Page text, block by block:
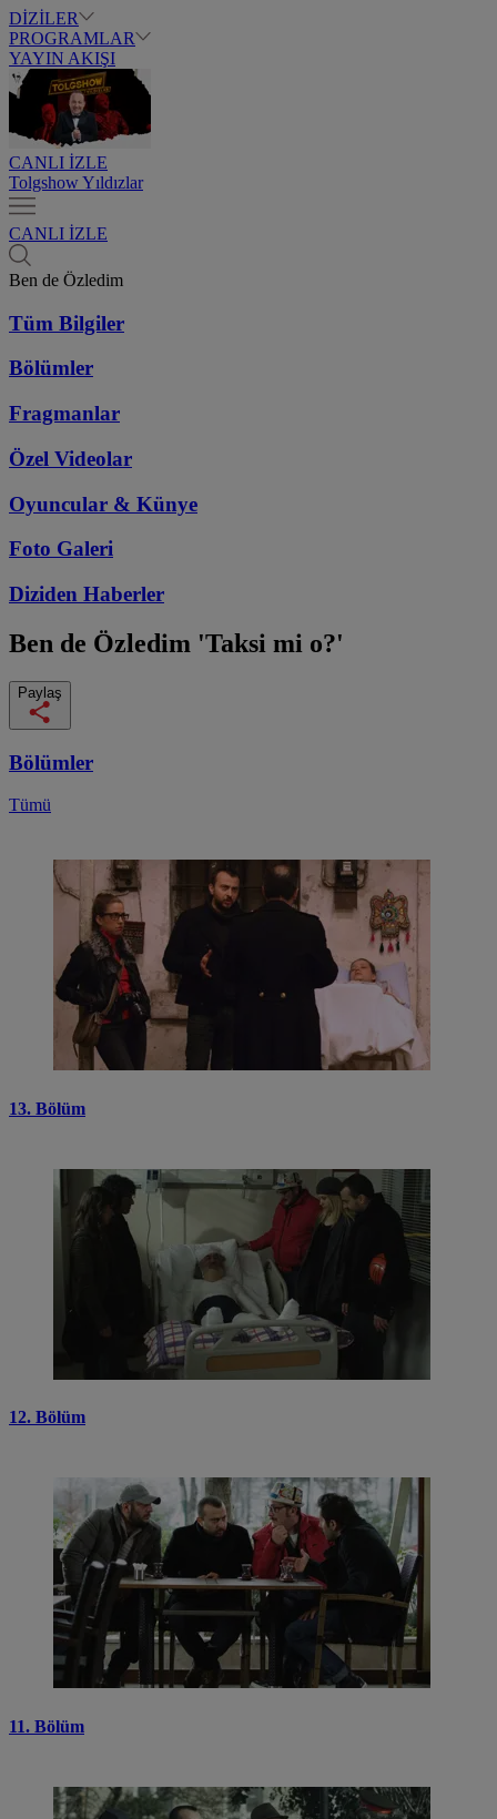
DİZİLER
PROGRAMLAR
YAYIN AKIŞI
CANLI İZLE
Tolgshow Yıldızlar
CANLI İZLE
Ben de Özledim
Tüm Bilgiler
Bölümler
Fragmanlar
Özel Videolar
Oyuncular & Künye
Foto Galeri
Diziden Haberler
Ben de Özledim 'Taksi mi o?'
Paylaş
Bölümler
Tümü
13. Bölüm
12. Bölüm
11. Bölüm